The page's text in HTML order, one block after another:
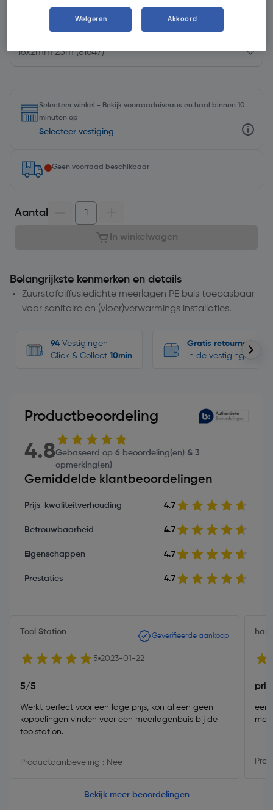
Kies productvariant(1)
Selecteer winkel - Bekijk voorraadniveaus en haal binnen 10
minuten op
Selecteer vestiging
Geen voorraad beschikbaar
Aantal
In winkelwagen
Belangrijkste kenmerken en details
Zuurstofdiffusiedichte meerlagen PE buis toepasbaar
voor sanitaire en (vloer)verwarmings installaties.
94 Vestigingen
Click & Collect 10min
Gratis retourneren
in de vestigingen
Productbeoordeling
4.8Gebaseerd op 6 beoordeling(en) & 3
opmerking(en)
Gemiddelde klantbeoordelingen
Prijs-kwaliteitverhouding 4.7
Betrouwbaarheid 4.7
Eigenschappen 4.7
Prestaties 4.7
Tool Station Geverifieerde aankoop
5 2023-01-22
5/5
Werkt perfect voor een lage prijs, kon alleen geen
koppelingen vinden voor een meerlagenbuis bij de
toolstation.
Productaanbeveling : Nee
Bekijk meer beoordelingen
Weigeren Akkoord